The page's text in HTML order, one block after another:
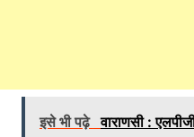
इसे भी पढ़े वाराणसी :